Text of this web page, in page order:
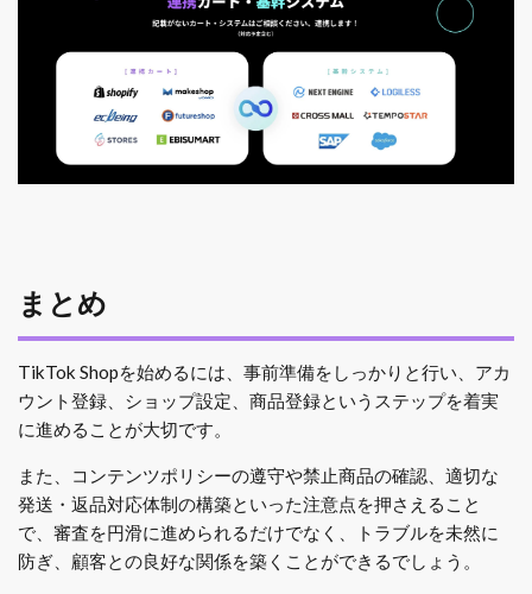
まとめ
TikTok Shopを始めるには、事前準備をしっかりと行い、アカ
ウント登録、ショップ設定、商品登録というステップを着実
に進めることが大切です。
また、コンテンツポリシーの遵守や禁止商品の確認、適切な
発送・返品対応体制の構築といった注意点を押さえること
で、審査を円滑に進められるだけでなく、トラブルを未然に
防ぎ、顧客との良好な関係を築くことができるでしょう。